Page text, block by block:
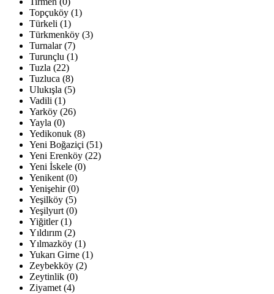
Topçuköy (1)
Türkeli (1)
Türkmenköy (3)
Turnalar (7)
Turunçlu (1)
Tuzla (22)
Tuzluca (8)
Ulukışla (5)
Vadili (1)
Yarköy (26)
Yayla (0)
Yedikonuk (8)
Yeni Boğaziçi (51)
Yeni Erenköy (22)
Yeni İskele (0)
Yenikent (0)
Yenişehir (0)
Yeşilköy (5)
Yeşilyurt (0)
Yiğitler (1)
Yıldırım (2)
Yılmazköy (1)
Yukarı Girne (1)
Zeybekköy (2)
Zeytinlik (0)
Ziyamet (4)